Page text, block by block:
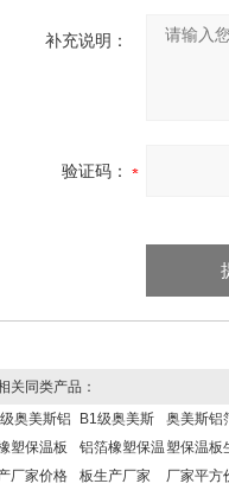
补充说明：
验证码：
关同类产品：
奥美斯铝
塑保温板
厂家价格
B1级奥美斯
铝箔橡塑保温
板生产厂家
奥美斯铝
塑保温板
厂家平方